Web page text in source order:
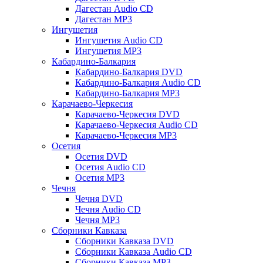
Дагестан Audio CD
Дагестан MP3
Ингушетия
Ингушетия Audio CD
Ингушетия MP3
Кабардино-Балкария
Кабардино-Балкария DVD
Кабардино-Балкария Audio CD
Кабардино-Балкария MP3
Карачаево-Черкесия
Карачаево-Черкесия DVD
Карачаево-Черкесия Audio CD
Карачаево-Черкесия MP3
Осетия
Осетия DVD
Осетия Audio CD
Осетия MP3
Чечня
Чечня DVD
Чечня Audio CD
Чечня MP3
Сборники Кавказа
Сборники Кавказа DVD
Сборники Кавказа Audio CD